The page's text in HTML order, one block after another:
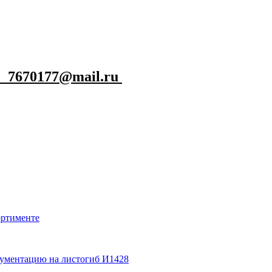
7670177@mail.ru
на листогиб И1428